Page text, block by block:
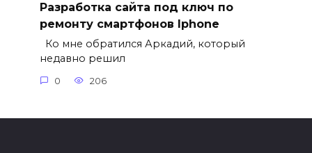
Разработка сайта под ключ по
ремонту смартфонов Iphone
Ко мне обратился Аркадий, который
недавно решил
0 206